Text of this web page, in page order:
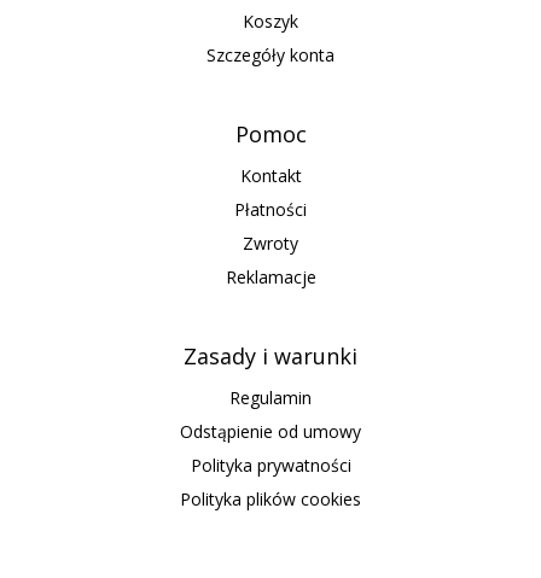
Koszyk
Szczegóły konta
Pomoc
Kontakt
Płatności
Zwroty
Reklamacje
Zasady i warunki
Regulamin
Odstąpienie od umowy
Polityka prywatności
Polityka plików cookies